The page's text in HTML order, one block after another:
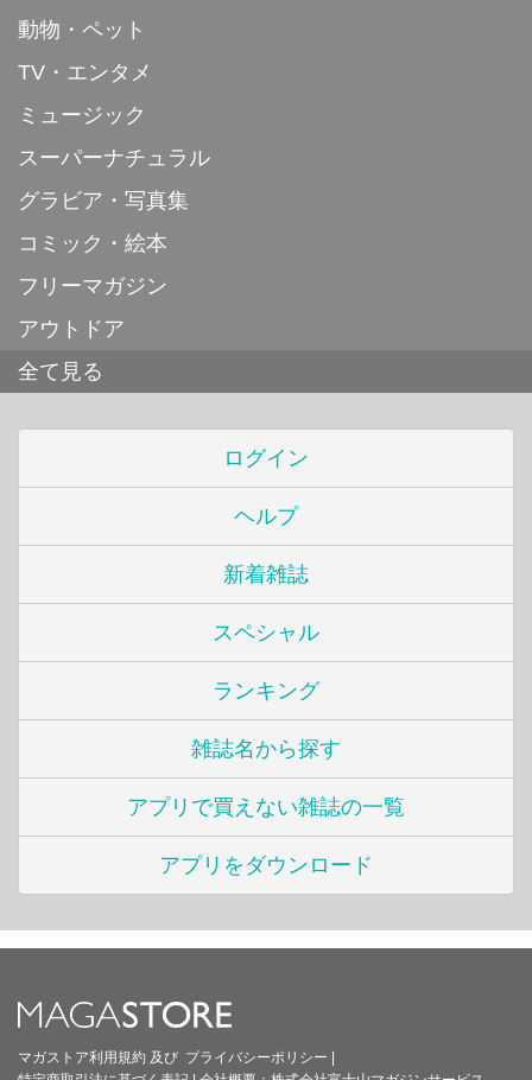
動物・ペット
TV・エンタメ
ミュージック
スーパーナチュラル
グラビア・写真集
コミック・絵本
フリーマガジン
アウトドア
全て見る
ログイン
ヘルプ
新着雑誌
スペシャル
ランキング
雑誌名から探す
アプリで買えない雑誌の一覧
アプリをダウンロード
マガストア利用規約 及び プライバシーポリシー |